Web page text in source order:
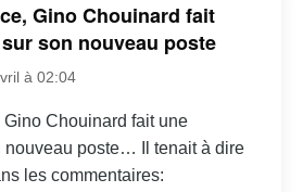
Gino Chouinard fait
son nouveau poste
à 02:04
Gino Chouinard fait une
nouveau poste… Il tenait à dire
les commentaires: